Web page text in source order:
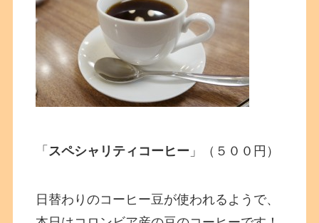
「 スペシャリティコーヒー 」（５００円）
日替わりのコーヒー豆が使われるようで、